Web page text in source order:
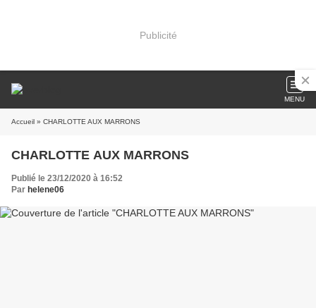
Publicité
MENU
Accueil » CHARLOTTE AUX MARRONS
CHARLOTTE AUX MARRONS
Publié le 23/12/2020 à 16:52
Par helene06